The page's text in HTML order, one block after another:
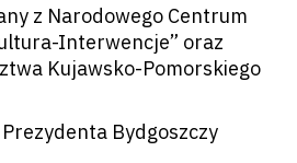
z Narodowego Centrum
Interwencje” oraz
Kujawsko-Pomorskiego
Bydgoszczy